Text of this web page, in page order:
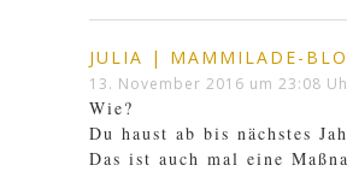
JULIA | MAMMILADE-
13. November 2016 um 23:08
Wie?
Du haust ab bis nächstes
Das ist auch mal eine